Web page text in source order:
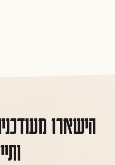
הישארו